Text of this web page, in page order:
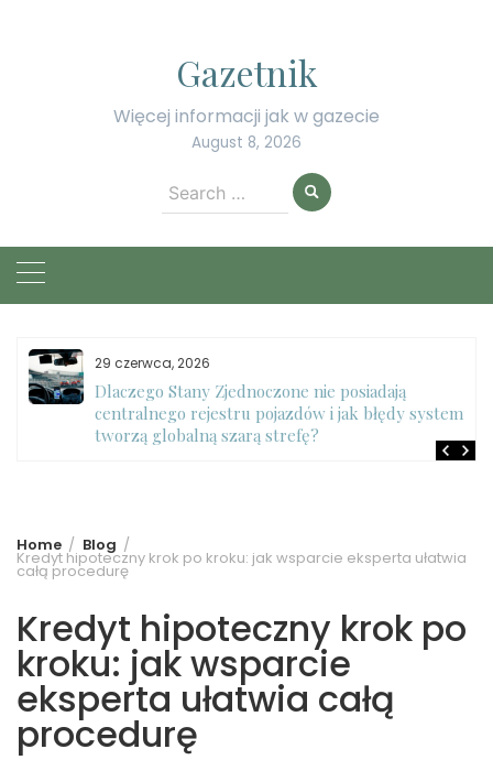
Gazetnik
Więcej informacji jak w gazecie
August 8, 2026
Search
for:
29 czerwca, 2026
Dlaczego Stany Zjednoczone nie posiadają
centralnego rejestru pojazdów i jak błędy systemu
tworzą globalną szarą strefę?
Home Blog
Kredyt hipoteczny krok po kroku: jak wsparcie eksperta ułatwia
całą procedurę
Kredyt hipoteczny krok po
kroku: jak wsparcie
eksperta ułatwia całą
procedurę